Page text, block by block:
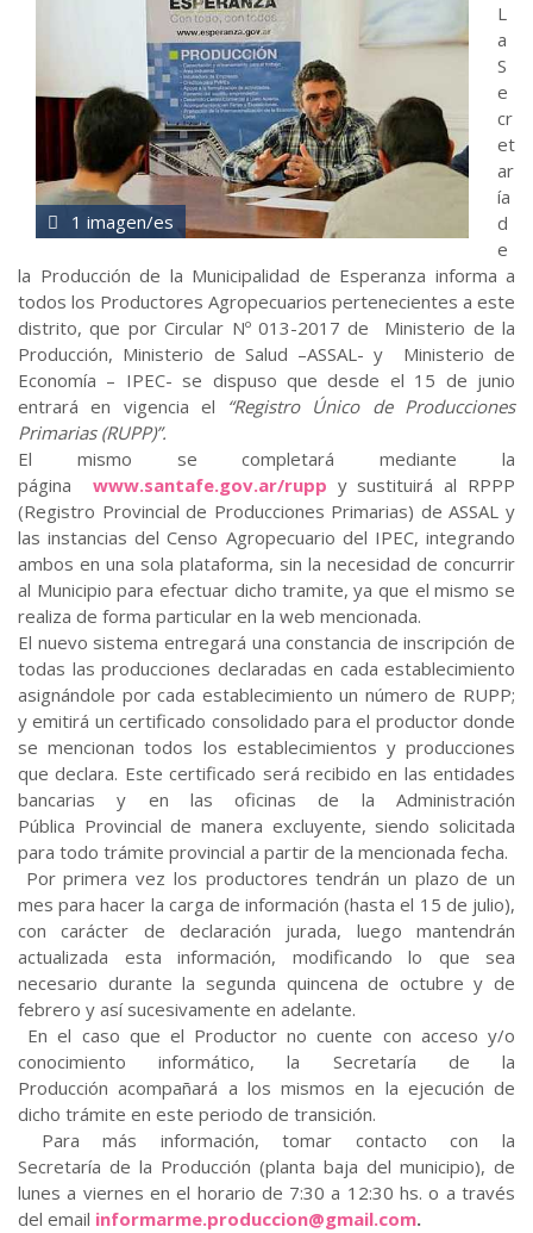
1 imagen/es
L
a
S
e
cr
et
ar
ía
d
e
la Producción de la Municipalidad de Esperanza informa a
todos los Productores Agropecuarios pertenecientes a este
distrito, que por Circular Nº 013-2017 de Ministerio de la
Producción, Ministerio de Salud –ASSAL- y Ministerio de
Economía – IPEC- se dispuso que desde el 15 de junio
entrará en vigencia el “Registro Único de Producciones
Primarias (RUPP)”.
El mismo se completará mediante la
página
www.santafe.gov.ar/rupp y sustituirá al RPPP
(Registro Provincial de Producciones Primarias) de ASSAL y
las instancias del Censo Agropecuario del IPEC, integrando
ambos en una sola plataforma, sin la necesidad de concurrir
al Municipio para efectuar dicho tramite, ya que el mismo se
realiza de forma particular en la web mencionada.
El nuevo sistema entregará una constancia de inscripción de
todas las producciones declaradas en cada establecimiento
asignándole por cada establecimiento un número de RUPP;
y emitirá un certificado consolidado para el productor donde
se mencionan todos los establecimientos y producciones
que declara. Este certificado será recibido en las entidades
bancarias y en las oficinas de la Administración
Pública Provincial de manera excluyente, siendo solicitada
para todo trámite provincial a partir de la mencionada fecha.
Por primera vez los productores tendrán un plazo de un
mes para hacer la carga de información (hasta el 15 de julio),
con carácter de declaración jurada, luego mantendrán
actualizada esta información, modificando lo que sea
necesario durante la segunda quincena de octubre y de
febrero y así sucesivamente en adelante.
En el caso que el Productor no cuente con acceso y/o
conocimiento informático, la Secretaría de la
Producción acompañará a los mismos en la ejecución de
dicho trámite en este periodo de transición.
Para más información, tomar contacto con la
Secretaría de la Producción (planta baja del municipio), de
lunes a viernes en el horario de 7:30 a 12:30 hs. o a través
del email informarme.produccion@gmail.com.